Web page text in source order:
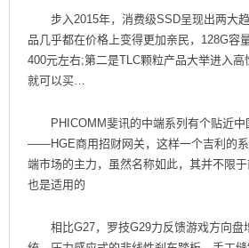
步入2015年，消费级SSD呈现出两大趋
品几乎都在价格上变得更加亲民，128G容
400元左右;第二是TLC颗粒产品大举进入
就可以买…
PHICOMM斐讯的中端系列有个贴近中
——HGE商用招财网关，这样一个吉利的
端市场的主力，虽然名称如此，其并不限
也是适用的
相比G27，罗技G29力反馈游戏方向盘